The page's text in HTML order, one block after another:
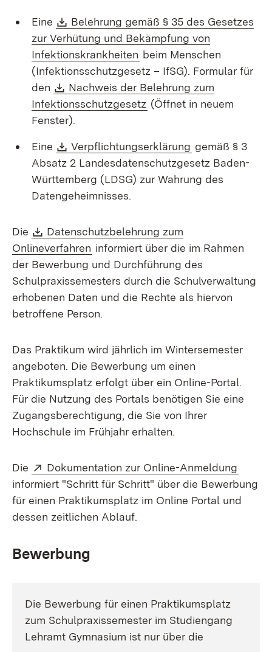
Eine Download:
Belehrung gemäß § 35 des Gesetzes
zur Verhütung und Bekämpfung von
Infektionskrankheiten (Öffnet in neuem Fenster)
beim Menschen
(Infektionsschutzgesetz – IfSG). Formular für
den
Download:
Nachweis der Belehrung zum
Infektionsschutzgesetz (Öffnet in neuem
(Öffnet in neuem
Fenster).
Eine Download:
Verpflichtungserklärung (Öffnet in
gemäß § 3
Absatz 2 Landesdatenschutzgesetz Baden-
Württemberg (LDSG) zur Wahrung des
Datengeheimnisses.
Die Download:
Datenschutzbelehrung zum
Onlineverfahren (Öffnet in neuem Fenster)
informiert über die im Rahmen
der Bewerbung und Durchführung des
Schulpraxissemesters durch die Schulverwaltung
erhobenen Daten und die Rechte als hiervon
betroffene Person.
Das Praktikum wird jährlich im Wintersemester
angeboten. Die Bewerbung um einen
Praktikumsplatz erfolgt über ein Online-Portal.
Für die Nutzung des Portals benötigen Sie eine
Zugangsberechtigung, die Sie von Ihrer
Hochschule im Frühjahr erhalten.
Die Extern:
Dokumentation zur Online-Anmeldung
informiert "Schritt für Schritt" über die Bewerbung
für einen Praktikumsplatz im Online Portal und
dessen zeitlichen Ablauf.
Bewerbung
Die Bewerbung für einen Praktikumsplatz
zum Schulpraxissemester im Studiengang
Lehramt Gymnasium ist nur über die